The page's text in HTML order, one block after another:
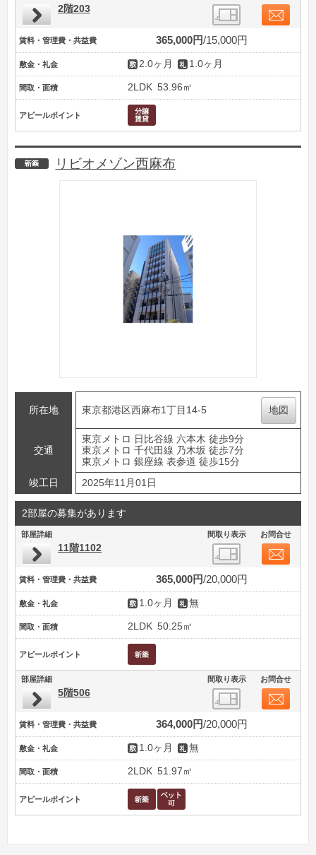
2階203
賃料・管理費・共益費 365,000円 15,000円
敷金・礼金 2.0ヶ月 1.0ヶ月
間取・面積 2LDK 53.96㎡
アピールポイント
新築
リビオメゾン西麻布
所在地 東京都港区西麻布1丁目14-5 地図
交通
東京メトロ 日比谷線 六本木 徒歩9分
東京メトロ 千代田線 乃木坂 徒歩7分
東京メトロ 銀座線 表参道 徒歩15分
竣工日
2025年11月01日
2部屋の募集があります
部屋詳細 間取り表示 お問合せ
11階1102
賃料・管理費・共益費 365,000円 20,000円
敷金・礼金 1.0ヶ月 無
間取・面積 2LDK 50.25㎡
アピールポイント
部屋詳細 間取り表示 お問合せ
5階506
賃料・管理費・共益費 364,000円 20,000円
敷金・礼金 1.0ヶ月 無
間取・面積 2LDK 51.97㎡
アピールポイント